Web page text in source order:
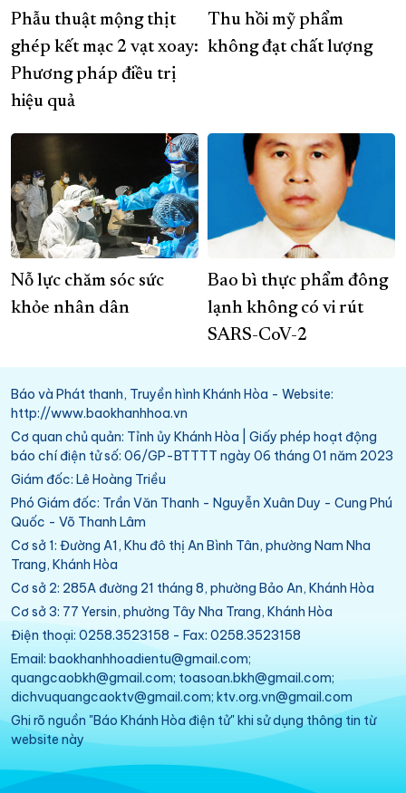
Phẫu thuật mộng thịt
ghép kết mạc 2 vạt xoay:
Phương pháp điều trị
hiệu quả
Thu hồi mỹ phẩm
không đạt chất lượng
Nỗ lực chăm sóc sức
khỏe nhân dân
Bao bì thực phẩm đông
lạnh không có vi rút
SARS-CoV-2
Báo và Phát thanh, Truyền hình Khánh Hòa - Website:
http://www.baokhanhhoa.vn
Cơ quan chủ quản: Tỉnh ủy Khánh Hòa | Giấy phép hoạt động
báo chí điện tử số: 06/GP-BTTTT ngày 06 tháng 01 năm 2023
Giám đốc: Lê Hoàng Triều
Phó Giám đốc: Trần Văn Thanh - Nguyễn Xuân Duy - Cung Phú
Quốc - Võ Thanh Lâm
Cơ sở 1: Đường A1, Khu đô thị An Bình Tân, phường Nam Nha
Trang, Khánh Hòa
Cơ sở 2: 285A đường 21 tháng 8, phường Bảo An, Khánh Hòa
Cơ sở 3: 77 Yersin, phường Tây Nha Trang, Khánh Hòa
Điện thoại: 0258.3523158 - Fax: 0258.3523158
Email: baokhanhhoadientu@gmail.com;
quangcaobkh@gmail.com; toasoan.bkh@gmail.com;
dichvuquangcaoktv@gmail.com; ktv.org.vn@gmail.com
Ghi rõ nguồn "Báo Khánh Hòa điện tử" khi sử dụng thông tin từ
website này